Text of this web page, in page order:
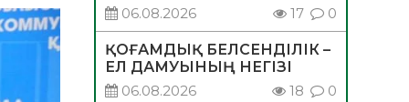
06.08.2026
17 0
ҚОҒАМДЫҚ БЕЛСЕНДІЛІК –
ЕЛ ДАМУЫНЫҢ НЕГІЗІ
06.08.2026
18 0